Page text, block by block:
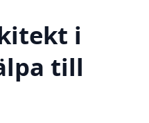
i
till